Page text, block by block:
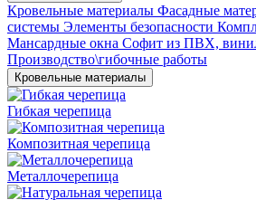
Кровельные материалы Фасадные
системы Элементы безопасности
Мансардные окна Софит из ПВХ,
Производство\гибочные работы
Кровельные материалы
Гибкая черепица
Композитная черепица
Металлочерепица